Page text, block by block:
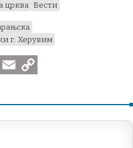
црква Вести
г. Херувим
m
a
o
p